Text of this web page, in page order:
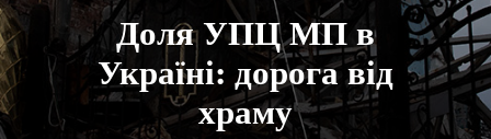
Доля УПЦ МП в
Україні: дорога від
храму